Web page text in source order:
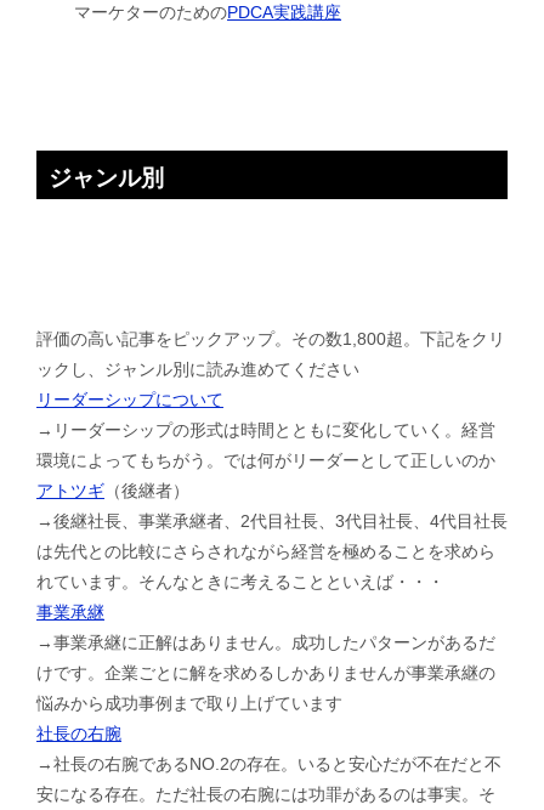
マーケターのためのPDCA実践講座
ジャンル別
評価の高い記事をピックアップ。その数1,800超。下記をクリ
ックし、ジャンル別に読み進めてください
リーダーシップについて
→リーダーシップの形式は時間とともに変化していく。経営
環境によってもちがう。では何がリーダーとして正しいのか
アトツギ （後継者）
→後継社長、事業承継者、2代目社長、3代目社長、4代目社長
は先代との比較にさらされながら経営を極めることを求めら
れています。そんなときに考えることといえば・・・
事業承継
→事業承継に正解はありません。成功したパターンがあるだ
けです。企業ごとに解を求めるしかありませんが事業承継の
悩みから成功事例まで取り上げています
社長の右腕
→社長の右腕であるNO.2の存在。いると安心だが不在だと不
安になる存在。ただ社長の右腕には功罪があるのは事実。そ